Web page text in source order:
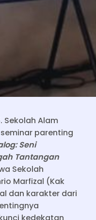
Sekolah Alam
parenting
Seni
Tantangan
Sekolah
Marfizal (Kak
dan karakter dari
kedekatan